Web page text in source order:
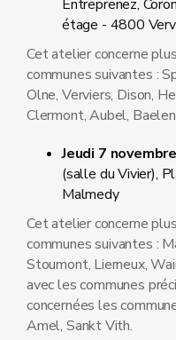
Entreprenez,
étage - 4800
Cet atelier concerne
communes suivantes :
Olne, Verviers, Dison,
Clermont, Aubel,
Jeudi 7
(salle du Vivier),
Malmedy
Cet atelier concerne
communes suivantes :
Stoumont, Lierneux,
avec les communes
concernées les
Amel, Sankt Vith.